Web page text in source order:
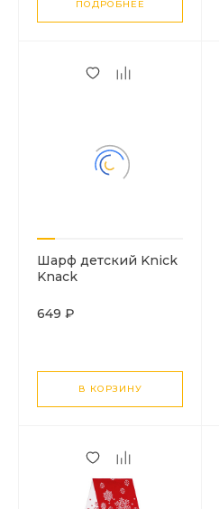
ПОДРОБНЕЕ
Шарф детский Knick
Knack
649 ₽
В КОРЗИНУ